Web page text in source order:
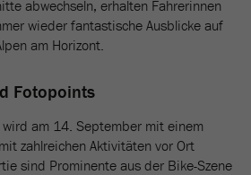
abwechseln, erhalten Fahrerinnen
wieder fantastische Ausblicke auf
am Horizont.
Fotopoints
am 14. September mit einem
zahlreichen Aktivitäten vor Ort
sind Prominente aus der Bike-Szene